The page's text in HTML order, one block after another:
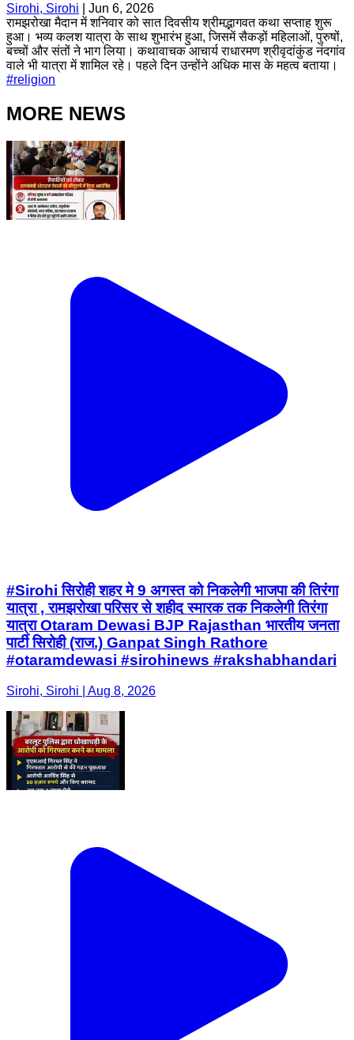
Sirohi, Sirohi
Jun 6, 2026
रामझरोखा मैदान में शनिवार को सात दिवसीय श्रीमद्भागवत कथा सप्ताह शुरू
हुआ। भव्य कलश यात्रा के साथ शुभारंभ हुआ, जिसमें सैकड़ों महिलाओं, पुरुषों,
बच्चों और संतों ने भाग लिया। कथावाचक आचार्य राधारमण श्रीवृदांकुंड नंदगांव
वाले भी यात्रा में शामिल रहे। पहले दिन उन्होंने अधिक मास के महत्व बताया।
#religion
MORE NEWS
#Sirohi सिरोही शहर मे 9 अगस्त को निकलेगी भाजपा की तिरंगा
यात्रा , रामझरोखा परिसर से शहीद स्मारक तक निकलेगी तिरंगा
यात्रा Otaram Dewasi BJP Rajasthan भारतीय जनता
पार्टी सिरोही (राज.) Ganpat Singh Rathore
#otaramdewasi #sirohinews #rakshabhandari
Sirohi, Sirohi | Aug 8, 2026